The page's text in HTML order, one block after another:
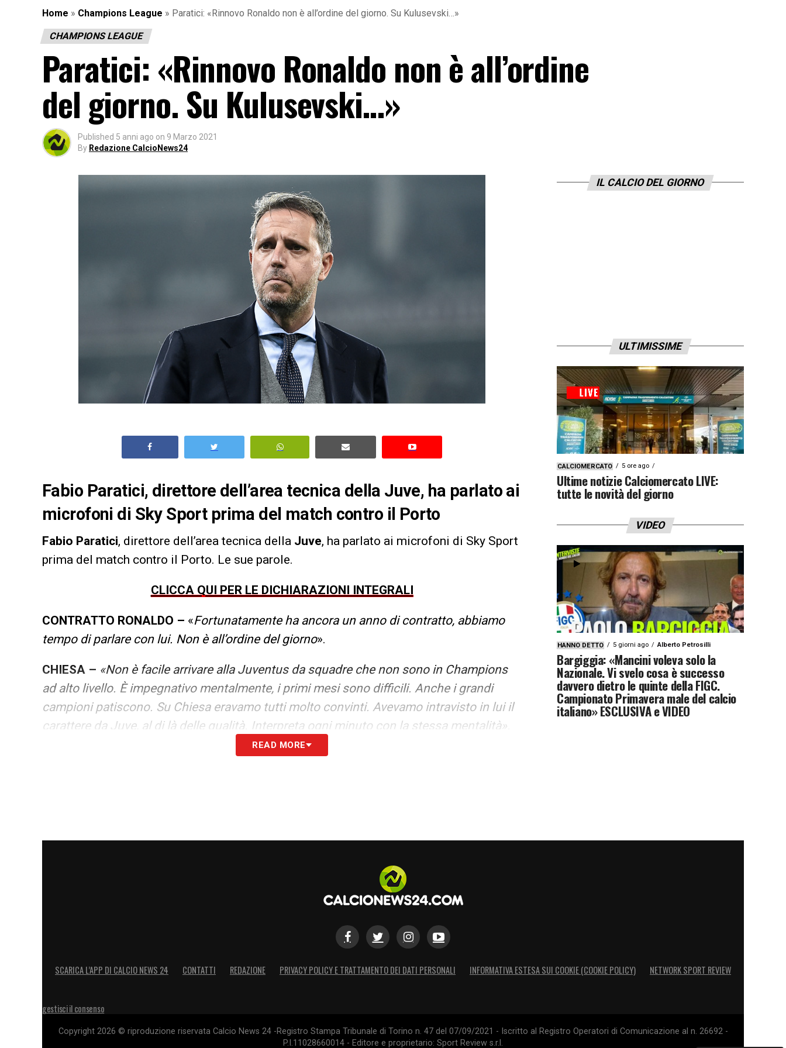
Home » Champions League » Paratici: «Rinnovo Ronaldo non è all’ordine del giorno. Su Kulusevski…»
CHAMPIONS LEAGUE
Paratici: «Rinnovo Ronaldo non è all’ordine
del giorno. Su Kulusevski…»
Published 5 anni ago on 9 Marzo 2021
By Redazione CalcioNews24
Fabio Paratici, direttore dell’area tecnica della Juve, ha parlato ai
microfoni di Sky Sport prima del match contro il Porto
Fabio Paratici, direttore dell’area tecnica della Juve, ha parlato ai microfoni di Sky Sport
prima del match contro il Porto. Le sue parole.
CLICCA QUI PER LE DICHIARAZIONI INTEGRALI
CONTRATTO RONALDO – «Fortunatamente ha ancora un anno di contratto, abbiamo
tempo di parlare con lui. Non è all’ordine del giorno».
CHIESA – «Non è facile arrivare alla Juventus da squadre che non sono in Champions
ad alto livello. È impegnativo mentalmente, i primi mesi sono difficili. Anche i grandi
campioni patiscono. Su Chiesa eravamo tutti molto convinti. Avevamo intravisto in lui il
carattere da Juve, al di là delle qualità. Interpreta ogni minuto con la stessa mentalità».
READ MORE
IL CALCIO DEL GIORNO
ULTIMISSIME
CALCIOMERCATO 5 ore ago
Ultime notizie Calciomercato LIVE:
tutte le novità del giorno
VIDEO
HANNO DETTO 5 giorni ago Alberto Petrosilli
Bargiggia: «Mancini voleva solo la
Nazionale. Vi svelo cosa è successo
davvero dietro le quinte della FIGC.
Campionato Primavera male del calcio
italiano» ESCLUSIVA e VIDEO
SCARICA L’APP DI CALCIO NEWS 24 CONTATTI REDAZIONE PRIVACY POLICY E TRATTAMENTO DEI DATI PERSONALI INFORMATIVA ESTESA SUI COOKIE (COOKIE POLICY) NETWORK SPORT REVIEW
gestisci il consenso
Copyright 2026 © riproduzione riservata Calcio News 24 -Registro Stampa Tribunale di Torino n. 47 del 07/09/2021 - Iscritto al Registro Operatori di Comunicazione al n. 26692 -
P.I.11028660014 - Editore e proprietario: Sport Review s.r.l.